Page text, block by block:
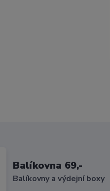
Balíkovna 69,-
Balíkovny a výdejní boxy